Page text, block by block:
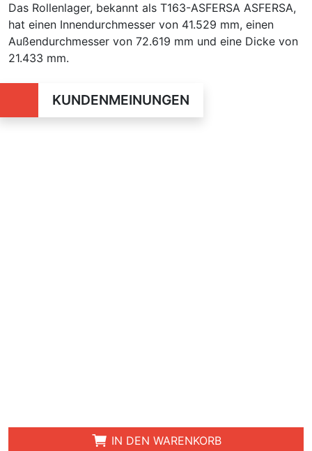
Das Rollenlager, bekannt als T163-ASFERSA ASFERSA,
hat einen Innendurchmesser von 41.529 mm, einen
Außendurchmesser von 72.619 mm und eine Dicke von
21.433 mm.
KUNDENMEINUNGEN
IN DEN WARENKORB